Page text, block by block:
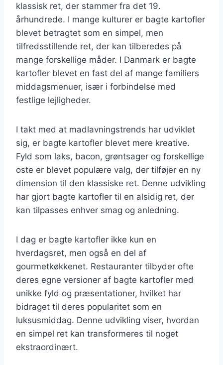
klassisk ret, der stammer fra det 19.
århundrede. I mange kulturer er bagte kartofler
blevet betragtet som en simpel, men
tilfredsstillende ret, der kan tilberedes på
mange forskellige måder. I Danmark er bagte
kartofler blevet en fast del af mange familiers
middagsmenuer, især i forbindelse med
festlige lejligheder.
I takt med at madlavningstrends har udviklet
sig, er bagte kartofler blevet mere kreative.
Fyld som laks, bacon, grøntsager og forskellige
oste er blevet populære valg, der tilføjer en ny
dimension til den klassiske ret. Denne udvikling
har gjort bagte kartofler til en alsidig ret, der
kan tilpasses enhver smag og anledning.
I dag er bagte kartofler ikke kun en
hverdagsret, men også en del af
gourmetkøkkenet. Restauranter tilbyder ofte
deres egne versioner af bagte kartofler med
unikke fyld og præsentationer, hvilket har
bidraget til deres popularitet som en
luksusmiddag. Denne udvikling viser, hvordan
en simpel ret kan transformeres til noget
ekstraordinært.